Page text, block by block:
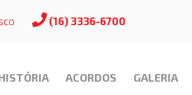
(16) 3336-6700
ACORDOS GALERIA